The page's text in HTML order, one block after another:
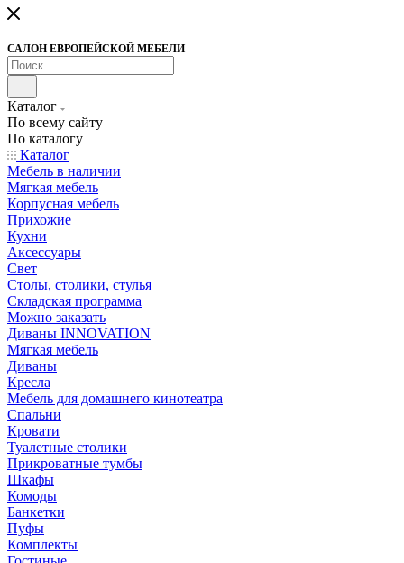
САЛОН ЕВРОПЕЙСКОЙ МЕБЕЛИ
Каталог
По всему сайту
По каталогу
Каталог
Мебель в наличии
Мягкая мебель
Корпусная мебель
Прихожие
Кухни
Аксессуары
Свет
Столы, столики, стулья
Складская программа
Можно заказать
Диваны INNOVATION
Мягкая мебель
Диваны
Кресла
Мебель для домашнего кинотеатра
Спальни
Кровати
Туалетные столики
Прикроватные тумбы
Шкафы
Комоды
Банкетки
Пуфы
Комплекты